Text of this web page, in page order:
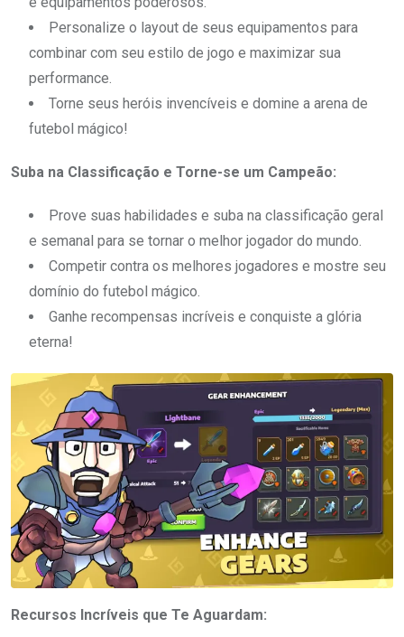
Personalize o layout de seus equipamentos para
combinar com seu estilo de jogo e maximizar sua
performance.
Torne seus heróis invencíveis e domine a arena de
futebol mágico!
Suba na Classificação e Torne-se um Campeão:
Prove suas habilidades e suba na classificação geral
e semanal para se tornar o melhor jogador do mundo.
Competir contra os melhores jogadores e mostre seu
domínio do futebol mágico.
Ganhe recompensas incríveis e conquiste a glória
eterna!
Recursos Incríveis que Te Aguardam: